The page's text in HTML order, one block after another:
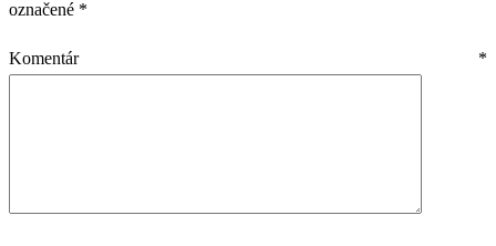
označené *
Komentár *